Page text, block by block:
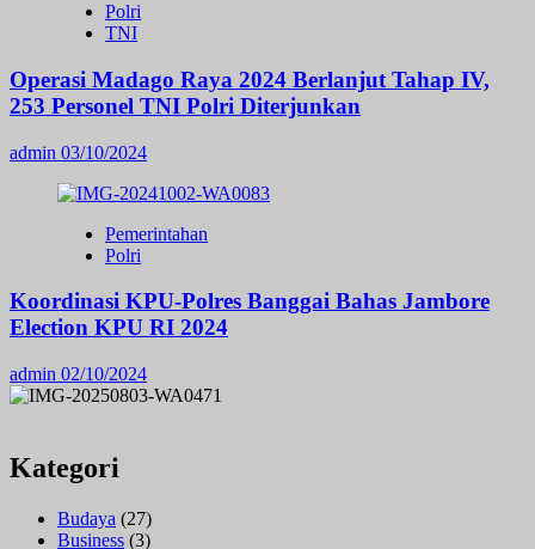
Polri
TNI
Operasi Madago Raya 2024 Berlanjut Tahap IV,
253 Personel TNI Polri Diterjunkan
admin 03/10/2024
Pemerintahan
Polri
Koordinasi KPU-Polres Banggai Bahas Jambore
Election KPU RI 2024
admin 02/10/2024
Kategori
Budaya (27)
Business (3)